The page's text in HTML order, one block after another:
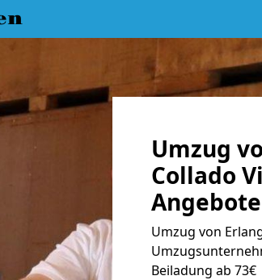
Umzug
Collado
Angebote
Umzug von
Beiladung ab 73€